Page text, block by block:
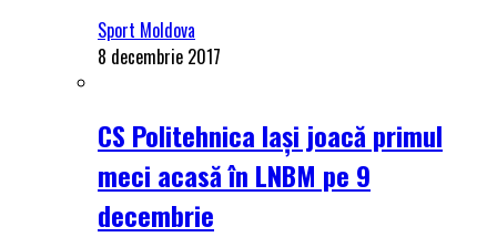
Sport Moldova
8 decembrie 2017
CS Politehnica Iași joacă primul
meci acasă în LNBM pe 9
decembrie